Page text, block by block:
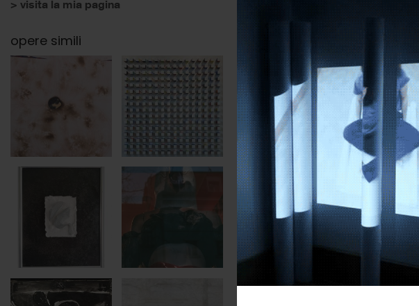
categoria Pittura
soggetto Astratto
tags pittura
base 55 cm
altezza 63 cm
profondità 2 cm
> visita la mia pagina
opere simili